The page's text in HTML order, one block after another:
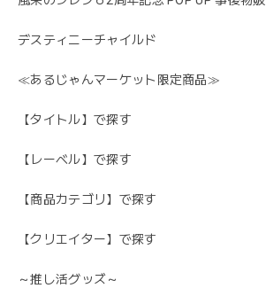
デスティニーチャイルド
≪あるじゃんマーケット限定商品≫
【タイトル】で探す
【レーベル】で探す
【商品カテゴリ】で探す
【クリエイター】で探す
～推し活グッズ～